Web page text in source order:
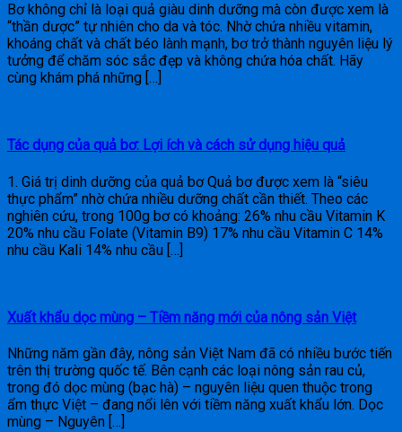
Bơ không chỉ là loại quả giàu dinh dưỡng mà còn được xem là
“thần dược” tự nhiên cho da và tóc. Nhờ chứa nhiều vitamin,
khoáng chất và chất béo lành mạnh, bơ trở thành nguyên liệu lý
tưởng để chăm sóc sắc đẹp và không chứa hóa chất. Hãy
cùng khám phá những […]
Tác dụng của quả bơ: Lợi ích và cách sử dụng hiệu quả
1. Giá trị dinh dưỡng của quả bơ Quả bơ được xem là “siêu
thực phẩm” nhờ chứa nhiều dưỡng chất cần thiết. Theo các
nghiên cứu, trong 100g bơ có khoảng: 26% nhu cầu Vitamin K
20% nhu cầu Folate (Vitamin B9) 17% nhu cầu Vitamin C 14%
nhu cầu Kali 14% nhu cầu […]
Xuất khẩu dọc mùng – Tiềm năng mới của nông sản Việt
Những năm gần đây, nông sản Việt Nam đã có nhiều bước tiến
trên thị trường quốc tế. Bên cạnh các loại nông sản rau củ,
trong đó dọc mùng (bạc hà) – nguyên liệu quen thuộc trong
ẩm thực Việt – đang nổi lên với tiềm năng xuất khẩu lớn. Dọc
mùng – Nguyên […]